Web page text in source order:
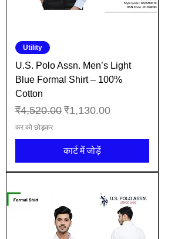
Utility
U.S. Polo Assn. Men’s Light
Blue Formal Shirt – 100%
Cotton
नियमित मूल्य
₹4,520.00 बिक्री मूल्य
₹1,130.00
कर को छोड़कर
कार्ट में जोड़ें